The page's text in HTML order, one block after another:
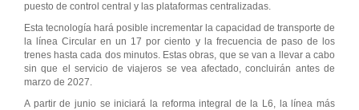
puesto de control central y las plataformas centralizadas.
Esta tecnología hará posible incrementar la capacidad de transporte de
la línea Circular en un 17 por ciento y la frecuencia de paso de los
trenes hasta cada dos minutos. Estas obras, que se van a llevar a cabo
sin que el servicio de viajeros se vea afectado, concluirán antes de
marzo de 2027.
A partir de junio se iniciará la reforma integral de la L6, la línea más